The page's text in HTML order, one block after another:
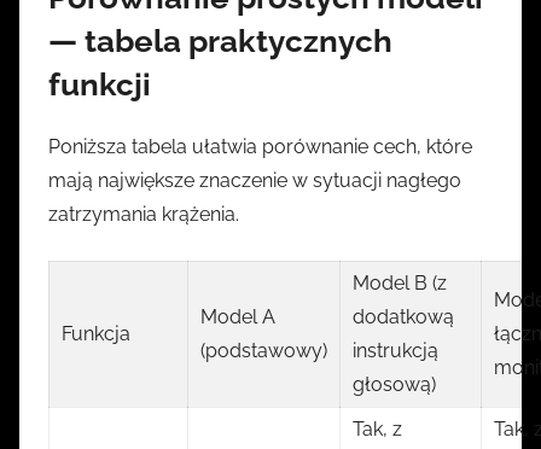
— tabela praktycznych
funkcji
Poniższa tabela ułatwia porównanie cech, które
mają największe znaczenie w sytuacji nagłego
zatrzymania krążenia.
Funkcja
Model A
(podstawowy)
Model B (z
dodatkową
instrukcją
głosową)
Tak, z
Tak,